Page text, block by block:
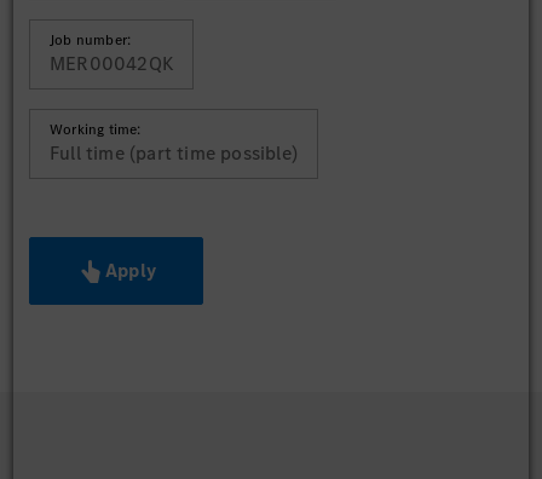
Job number:
MER00042QK
Working time:
Full time (part time possible)
Apply